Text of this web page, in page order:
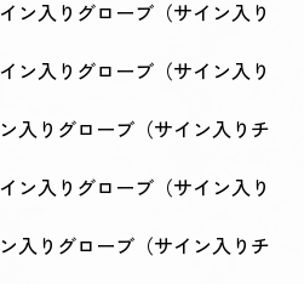
ン入りグローブ（サイン入り
ン入りグローブ（サイン入り
入りグローブ（サイン入りチ
ン入りグローブ（サイン入り
入りグローブ（サイン入りチ